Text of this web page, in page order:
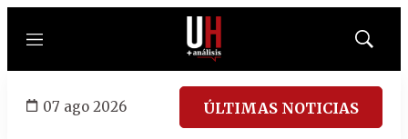
Menú
Mostrar
07 ago 2026 ÚLTIMAS NOTICIAS